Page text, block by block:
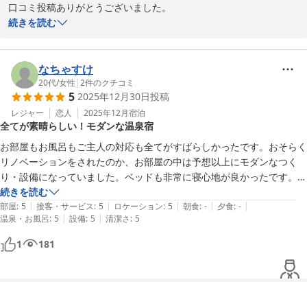
口コミ投稿ありがとうございました。
大変温かいお言葉を頂き、ゆっくりとくつろいで頂いたことを嬉し
お食事提供出来ないのでせめて朝食だけでも時間が合えばサービス
で頑張りたいと思います。
是非またのご利用お待ちしております。YAMADAYA
別府明礬温泉 美容・美肌・健康 小宿 －ＹＡＭＡＤＡＹＡ－
2026-01-14
続きを読む
なちゃすけ
20代/女性 |2件のクチコミ
5 2025年12月30日投稿
レジャー 恋人 2025年12月宿泊
全てが素晴らしい！モダンな温泉宿
お部屋もお風呂もご主人の対応も全てがすばらしかったです。おそらく
リノベーションをされたのか、お部屋の中は予想以上にモダンなつく
り・設備になっていました。ベッドも非常に寝心地が良かったです。お
風呂は熱々の明礬温泉。少し沈むだけで体の芯から温まり、出たあとも
ぽかぽかしていました。ボディソープを使わずとも、温泉に入った後に
ボディタオルで体を擦るだけで美肌・殺菌効果があるとご主人に教えて
いただき、試してみましたが、確かにツルツルになりました。
終始ご主人が温かく対応をしてくださり、すごく落ち着くお宿でした。
朝ごはんもサービスいただき、特に明礬温泉の温泉たまごは絶品でし
続きを読む
部屋: 5 | 接客・サービス: 5 | ロケーション: 5 | 朝食: - | 夕食: - |
温泉・お風呂: 5 | 設備: 5 | 清潔さ: 5
1 181